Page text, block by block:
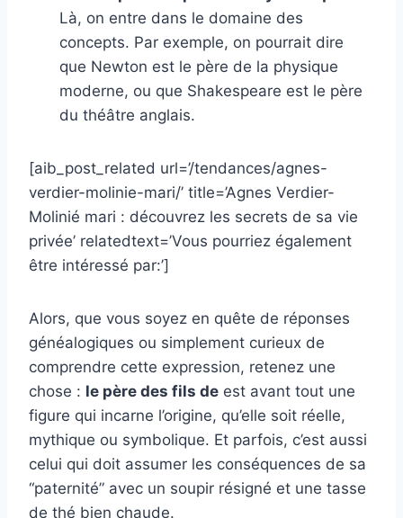
Là, on entre dans le domaine des
concepts. Par exemple, on pourrait dire
que Newton est le père de la physique
moderne, ou que Shakespeare est le père
du théâtre anglais.
[aib_post_related url=’/tendances/agnes-
verdier-molinie-mari/’ title=’Agnes Verdier-
Molinié mari : découvrez les secrets de sa vie
privée’ relatedtext=’Vous pourriez également
être intéressé par:’]
Alors, que vous soyez en quête de réponses
généalogiques ou simplement curieux de
comprendre cette expression, retenez une
chose : le père des fils de est avant tout une
figure qui incarne l’origine, qu’elle soit réelle,
mythique ou symbolique. Et parfois, c’est aussi
celui qui doit assumer les conséquences de sa
“paternité” avec un soupir résigné et une tasse
de thé bien chaude.